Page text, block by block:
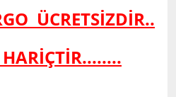
ÜCRETSİZDİR..